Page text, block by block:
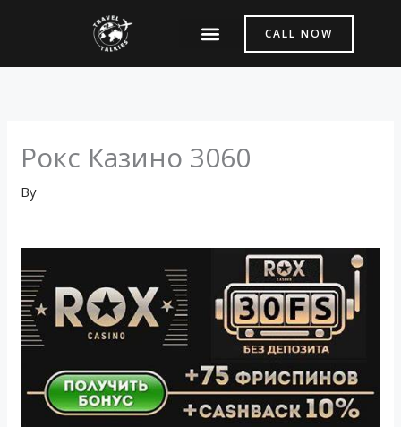
CALL NOW
Рокс Казино 3060
By